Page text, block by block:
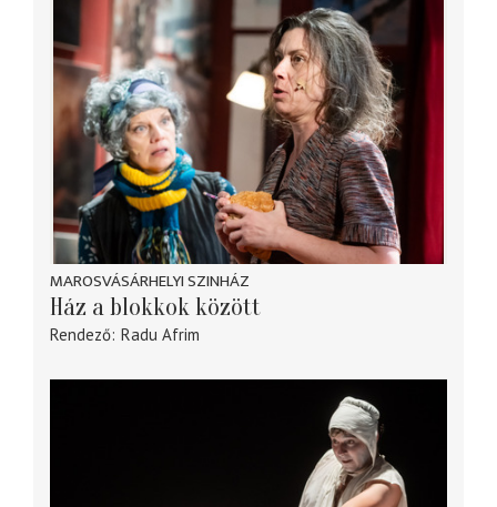
MAROSVÁSÁRHELYI SZINHÁZ
Ház a blokkok között
Rendező Radu Afrim